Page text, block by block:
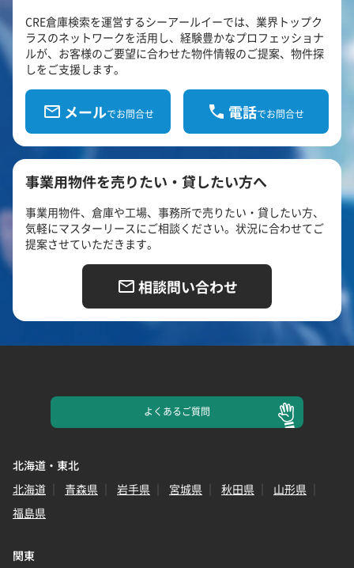
CRE倉庫検索を運営するシーアールイーでは、業界トップク
ラスのネットワークを活用し、経験豊かなプロフェッショナ
ルが、お客様のご要望に合わせた物件情報のご提案、物件探
しをご支援します。
メールでお問合せ 電話でお問合せ
事業用物件を売りたい・貸したい方へ
事業用物件、倉庫や工場、事務所で売りたい・貸したい方、
気軽にマスターリースにご相談ください。状況に合わせてご
提案させていただきます。
相談問い合わせ
よくあるご質問
北海道・東北
北海道
青森県 岩手県 宮城県 秋田県
山形県
福島県
関東